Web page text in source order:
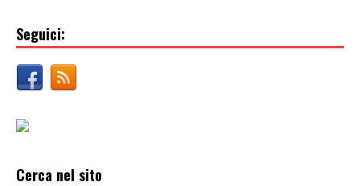
Seguici:
Cerca nel sito